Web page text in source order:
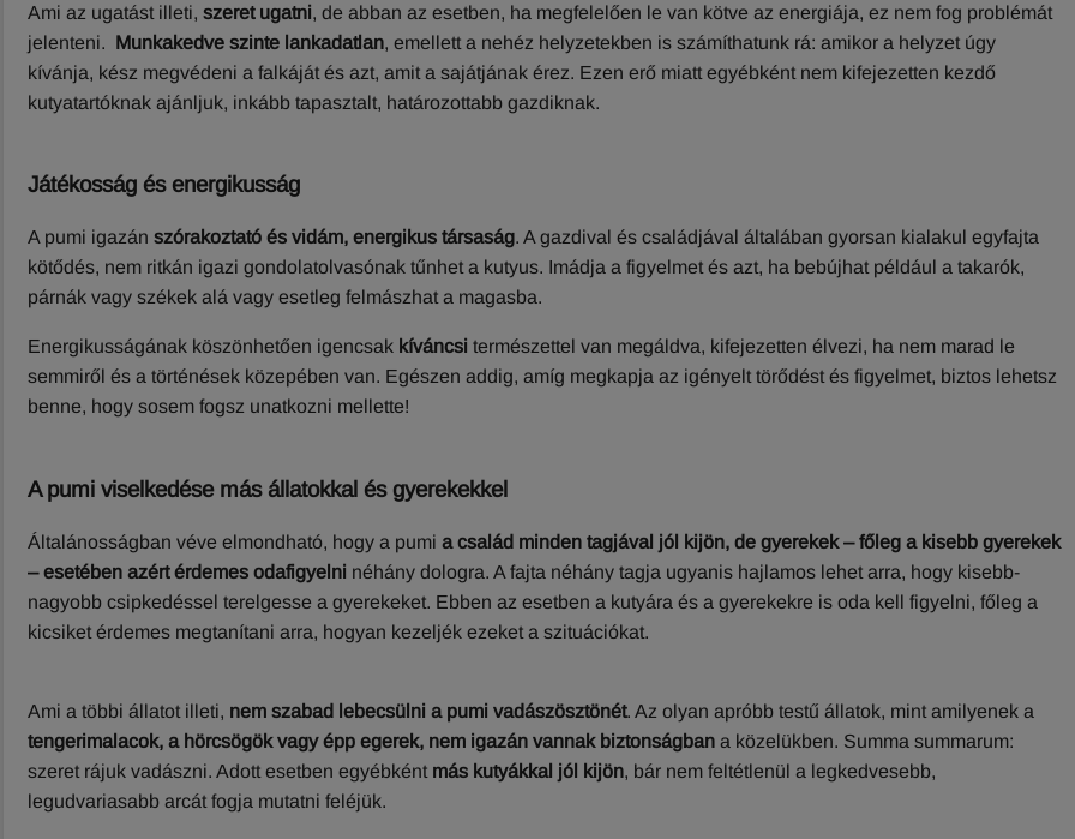
Ami az ugatást illeti, szeret ugatni, de abban az esetben, ha megfelelően le van kötve az energiája, ez nem fog problémát
jelenteni. Munkakedve szinte lankadatlan, emellett a nehéz helyzetekben is számíthatunk rá: amikor a helyzet úgy
kívánja, kész megvédeni a falkáját és azt, amit a sajátjának érez. Ezen erő miatt egyébként nem kifejezetten kezdő
kutyatartóknak ajánljuk, inkább tapasztalt, határozottabb gazdiknak.
Játékosság és energikusság
A pumi igazán szórakoztató és vidám, energikus társaság. A gazdival és családjával általában gyorsan kialakul egyfajta
kötődés, nem ritkán igazi gondolatolvasónak tűnhet a kutyus. Imádja a figyelmet és azt, ha bebújhat például a takarók,
párnák vagy székek alá vagy esetleg felmászhat a magasba.
Energikusságának köszönhetően igencsak kíváncsi természettel van megáldva, kifejezetten élvezi, ha nem marad le
semmiről és a történések közepében van. Egészen addig, amíg megkapja az igényelt törődést és figyelmet, biztos lehetsz
benne, hogy sosem fogsz unatkozni mellette!
A pumi viselkedése más állatokkal és gyerekekkel
Általánosságban véve elmondható, hogy a pumi a család minden tagjával jól kijön, de gyerekek – főleg a kisebb gyerekek
– esetében azért érdemes odafigyelni néhány dologra. A fajta néhány tagja ugyanis hajlamos lehet arra, hogy kisebb-
nagyobb csipkedéssel terelgesse a gyerekeket. Ebben az esetben a kutyára és a gyerekekre is oda kell figyelni, főleg a
kicsiket érdemes megtanítani arra, hogyan kezeljék ezeket a szituációkat.
Ami a többi állatot illeti, nem szabad lebecsülni a pumi vadászösztönét. Az olyan apróbb testű állatok, mint amilyenek a
tengerimalacok, a hörcsögök vagy épp egerek, nem igazán vannak biztonságban a közelükben. Summa summarum:
szeret rájuk vadászni. Adott esetben egyébként más kutyákkal jól kijön, bár nem feltétlenül a legkedvesebb,
legudvariasabb arcát fogja mutatni feléjük.